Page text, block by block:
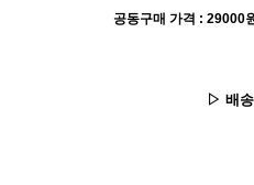
공동구매 가격 : 29000
▷ 배